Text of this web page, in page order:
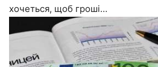
хочеться, щоб гроші…